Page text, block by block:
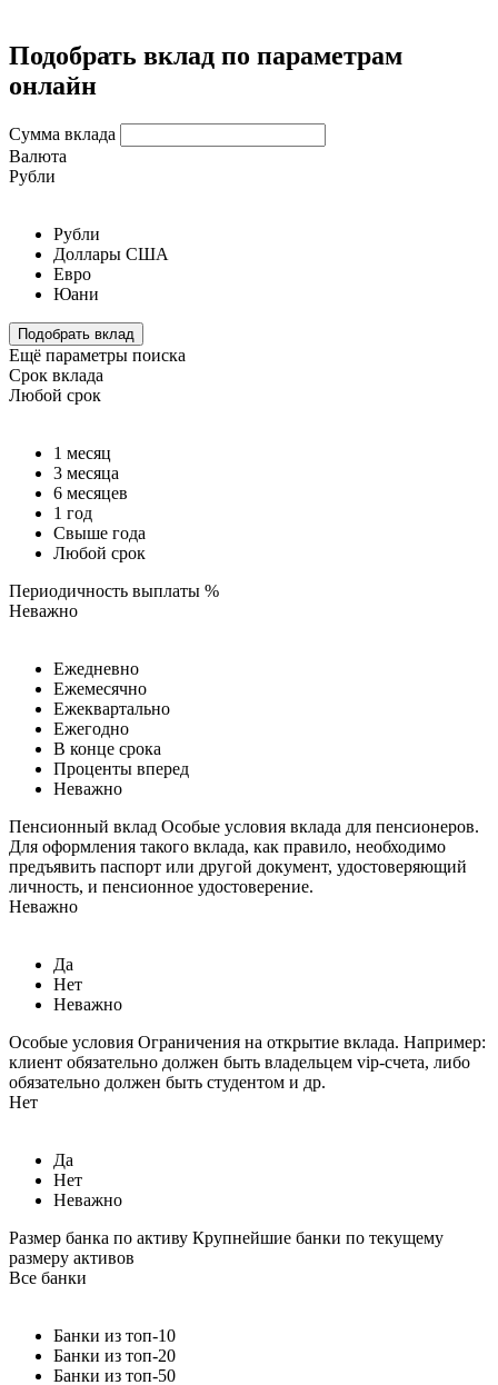
Подобрать вклад по параметрам
онлайн
Сумма вклада
Валюта
Рубли
Рубли
Доллары США
Евро
Юани
Подобрать вклад
Ещё параметры поиска
Срок вклада
Любой срок
1 месяц
3 месяца
6 месяцев
1 год
Свыше года
Любой срок
Периодичность выплаты %
Неважно
Ежедневно
Ежемесячно
Ежеквартально
Ежегодно
В конце срока
Проценты вперед
Неважно
Пенсионный вклад Особые условия вклада для пенсионеров.
Для оформления такого вклада, как правило, необходимо
предъявить паспорт или другой документ, удостоверяющий
личность, и пенсионное удостоверение.
Неважно
Да
Нет
Неважно
Особые условия Ограничения на открытие вклада. Например:
клиент обязательно должен быть владельцем vip-счета, либо
обязательно должен быть студентом и др.
Нет
Да
Нет
Неважно
Размер банка по активу Крупнейшие банки по текущему
размеру активов
Все банки
Банки из топ-10
Банки из топ-20
Банки из топ-50